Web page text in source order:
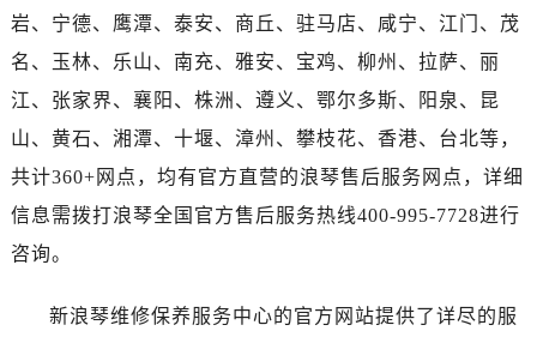
河南省鹤壁市淇滨区九州路浪琴售后服务中心（需提前预约）
河南省济源市沁园街道济水大道浪琴售后服务中心（需提前预约）
河南省焦作市解放区解放路浪琴售后服务中心（需提前预约）
河南省开封市鼓楼区中山路浪琴售后服务中心（需提前预约）
河南省洛阳市西工区中州中路与解放路交叉口浪琴售后服务中心（需提前预约）
河南省平顶山市卫东区建设路浪琴售后服务中心（需提前预约）
岩、宁德、鹰潭、泰安、商丘、驻马店、咸宁、江门、茂
名、玉林、乐山、南充、雅安、宝鸡、柳州、拉萨、丽
江、张家界、襄阳、株洲、遵义、鄂尔多斯、阳泉、昆
山、黄石、湘潭、十堰、漳州、攀枝花、香港、台北等，
共计360+网点，均有官方直营的浪琴售后服务网点，详细
信息需拨打浪琴全国官方售后服务热线400-995-7728进行
咨询。
新浪琴维修保养服务中心的官方网站提供了详尽的服